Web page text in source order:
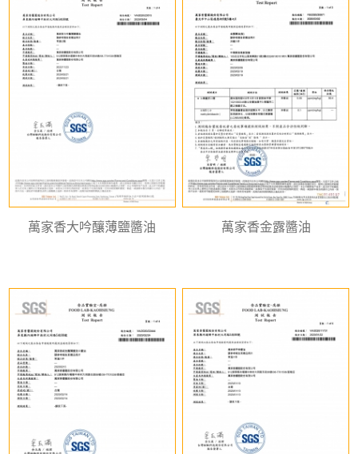
萬家香大吟釀薄鹽醬油 萬家香金露醬油